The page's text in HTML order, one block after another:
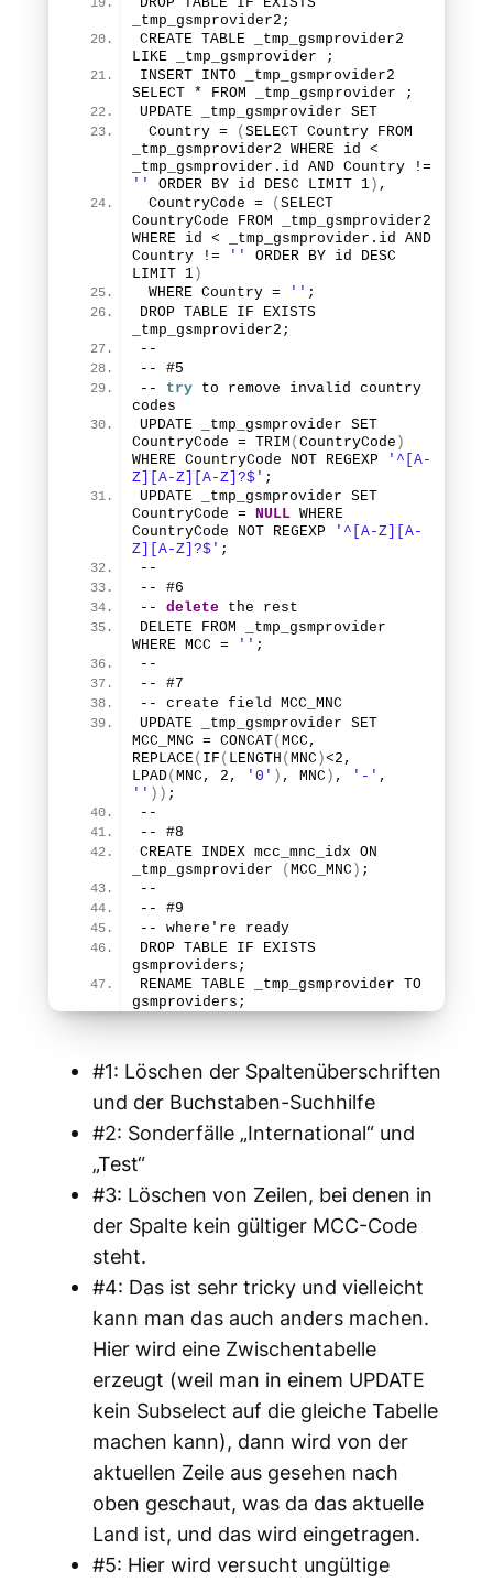
_tmp_gsmprovider2;
CREATE TABLE _tmp_gsmprovider2
LIKE _tmp_gsmprovider ;
INSERT INTO _tmp_gsmprovider2
SELECT * FROM _tmp_gsmprovider ;
UPDATE _tmp_gsmprovider SET
Country =
( SELECT Country FROM
_tmp_gsmprovider2 WHERE id <
_tmp_gsmprovider. id
''
ORDER BY id DESC LIMIT 1) ,
CountryCode =
( SELECT
CountryCode FROM _tmp_gsmprovider2
WHERE id < _tmp_gsmprovider. id AND
Country !=
''
ORDER BY id DESC
LIMIT 1)
WHERE Country =
'' ;
DROP TABLE IF EXISTS
_tmp_gsmprovider2;
--
-- #5
-- try to remove invalid country
codes
UPDATE _tmp_gsmprovider SET
CountryCode = TRIM ( CountryCode )
WHERE CountryCode NOT REGEXP
'^[A-
Z][A-Z][A-Z]?$' ;
UPDATE _tmp_gsmprovider SET
CountryCode = NULL WHERE
CountryCode NOT REGEXP
'^[A-Z][A-
Z][A-Z]?$' ;
--
-- #6
-- delete the rest
DELETE FROM _tmp_gsmprovider
WHERE MCC =
'' ;
--
-- #7
-- create field MCC_MNC
UPDATE _tmp_gsmprovider SET
MCC_MNC = CONCAT(
REPLACE( IF ( LENGTH ( MNC )<2
LPAD( MNC, 2 , '0' ) , MNC ) , '-'
'' ) ) ;
--
-- #8
_tmp_gsmprovider
( MCC_MNC ) ;
--
-- #9
-- where're ready
DROP TABLE IF EXISTS
gsmproviders;
RENAME TABLE _tmp_gsmprovider TO
gsmproviders;
#1: Löschen der Spaltenüberschriften
und der Buchstaben-Suchhilfe
#2: Sonderfälle „International“ und
„Test“
#3: Löschen von Zeilen, bei denen in
der Spalte kein gültiger MCC-Code
steht.
#4: Das ist sehr tricky und vielleicht
kann man das auch anders machen.
Hier wird eine Zwischentabelle
erzeugt (weil man in einem UPDATE
kein Subselect auf die gleiche Tabelle
machen kann), dann wird von der
aktuellen Zeile aus gesehen nach
oben geschaut, was da das aktuelle
Land ist, und das wird eingetragen.
#5: Hier wird versucht ungültige